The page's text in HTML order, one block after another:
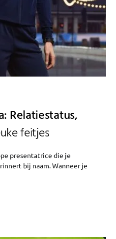
Relatiestatus,
feitjes
presentatrice die je
bij naam. Wanneer je